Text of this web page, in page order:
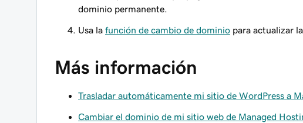
dominio permanente.
Usa la función de cambio de dominio para actualizar
Más información
Trasladar automáticamente mi sitio de WordPress a
Cambiar el dominio de mi sitio web de Managed